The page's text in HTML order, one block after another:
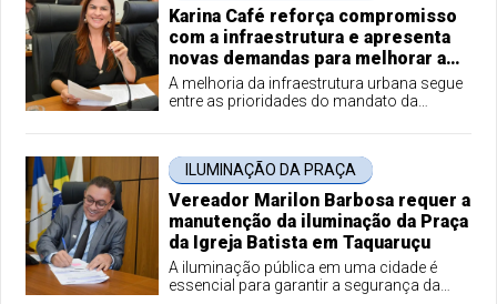
Karina Café reforça compromisso
com a infraestrutura e apresenta
novas demandas para melhorar a
mobilidade em Palmas
A melhoria da infraestrutura urbana segue
entre as prioridades do mandato da
ILUMINAÇÃO DA PRAÇA
Vereador Marilon Barbosa requer a
manutenção da iluminação da Praça
da Igreja Batista em Taquaruçu
A iluminação pública em uma cidade é
essencial para garantir a segurança da